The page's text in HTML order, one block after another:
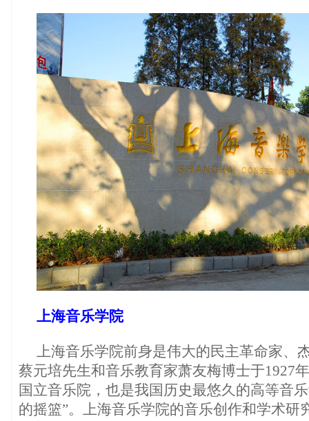
上海音乐学院
上海音乐学院前身是伟大的民主革命家、
蔡元培先生和音乐教育家萧友梅博士于1927
国立音乐院，也是我国历史最悠久的高等音
的摇篮”。上海音乐学院的音乐创作和学术研